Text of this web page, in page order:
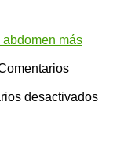
abdomen más
desactivadosen